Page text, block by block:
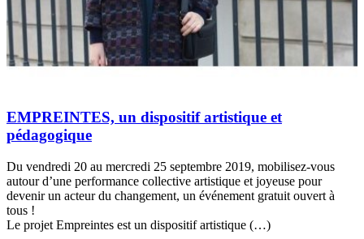
EMPREINTES, un dispositif artistique et
pédagogique
Du vendredi 20 au mercredi 25 septembre 2019, mobilisez-vous
autour d’une performance collective artistique et joyeuse pour
devenir un acteur du changement, un événement gratuit ouvert à
tous !
Le projet Empreintes est un dispositif artistique (…)